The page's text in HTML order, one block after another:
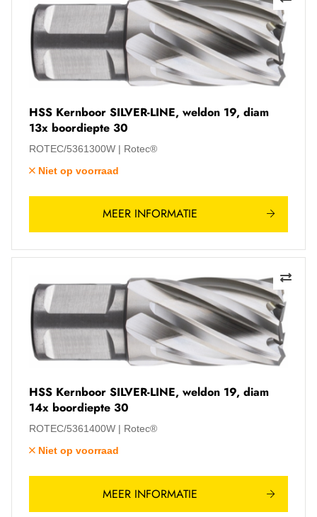
HSS Kernboor SILVER-LINE, weldon 19, diam
13x boordiepte 30
ROTEC/5361300W
Rotec®
Niet op voorraad
MEER INFORMATIE
HSS Kernboor SILVER-LINE, weldon 19, diam
14x boordiepte 30
ROTEC/5361400W
Rotec®
Niet op voorraad
MEER INFORMATIE